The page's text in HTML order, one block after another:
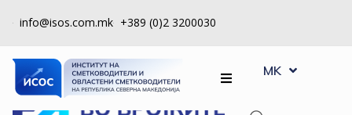
info@isos.com.mk +389 (0)2 3200030
ЗА
НАС
MK
SQ